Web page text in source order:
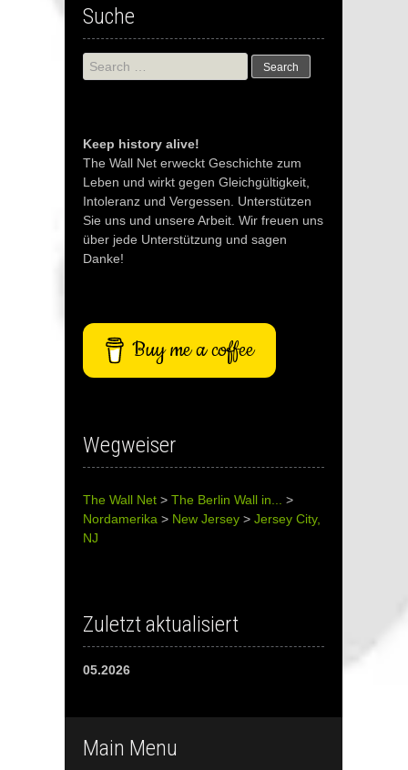
Suche
Search
for:
Keep history alive!
The Wall Net erweckt Geschichte zum
Leben und wirkt gegen Gleichgültigkeit,
Intoleranz und Vergessen. Unterstützen
Sie uns und unsere Arbeit. Wir freuen uns
über jede Unterstützung und sagen
Danke!
Buy me a coffee
Wegweiser
The Wall Net > The Berlin Wall in...
>
Nordamerika > New Jersey > Jersey City,
NJ
Zuletzt aktualisiert
05.2026
Main Menu